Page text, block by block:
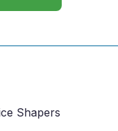
Shapers